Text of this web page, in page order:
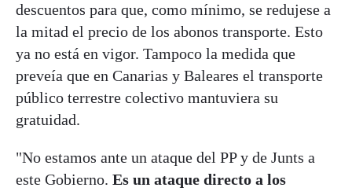
descuentos para que, como mínimo, se redujese a
la mitad el precio de los abonos transporte. Esto
ya no está en vigor. Tampoco la medida que
preveía que en Canarias y Baleares el transporte
público terrestre colectivo mantuviera su
gratuidad.
"No estamos ante un ataque del PP y de Junts a
este Gobierno. Es un ataque directo a los